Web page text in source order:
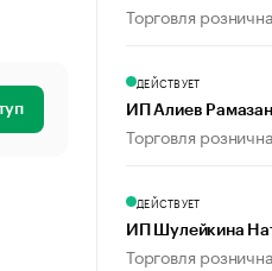
Торговля
ДЕЙСТВУЕТ
ИП Алиев
Торговля
ДЕЙСТВУЕТ
ИП Шулейкина
Торговля